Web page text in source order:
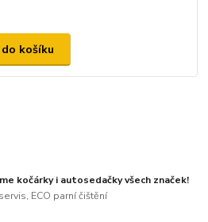
košíku
kočárky i autosedačky všech značek!
ECO parní čištění